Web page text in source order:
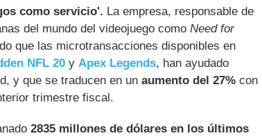
como servicio'. La empresa, responsable de
del mundo del videojuego como Need for
que las microtransacciones disponibles en
NFL 20 y Apex Legends, han ayudado
y que se traducen en un aumento del 27% con
trimestre fiscal.
2835 millones de dólares en los últimos